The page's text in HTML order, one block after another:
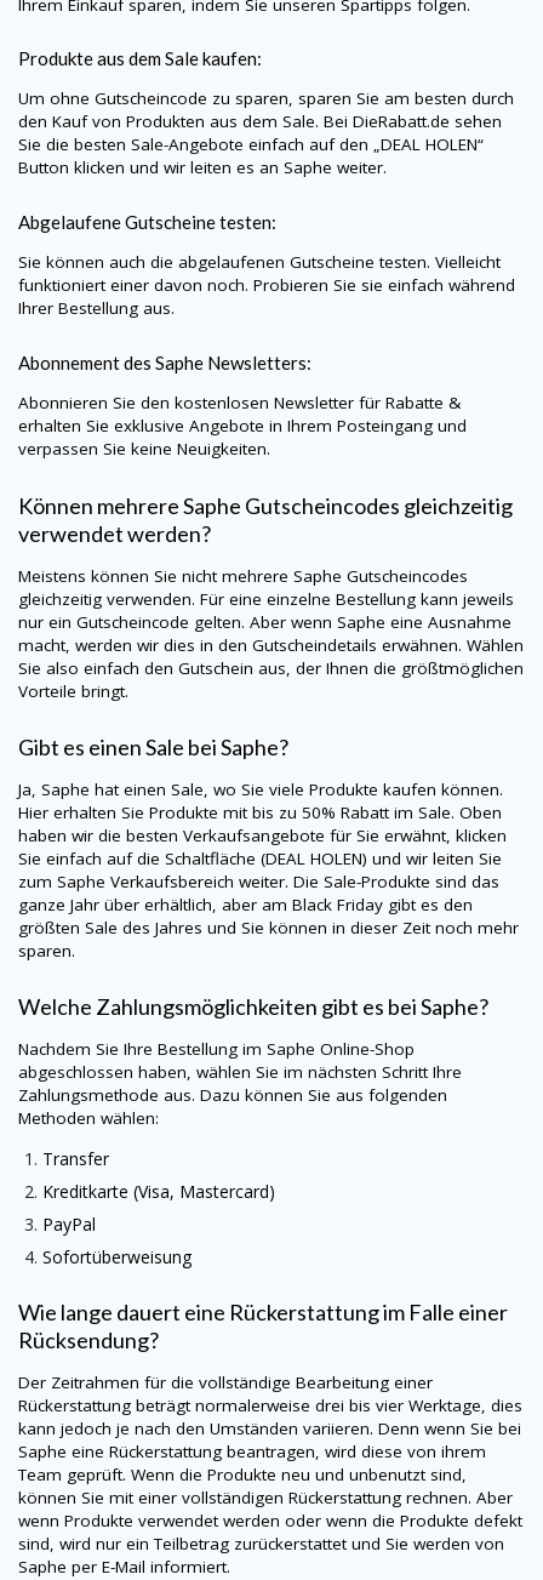
Produkte aus dem Sale kaufen:
Um ohne Gutscheincode zu sparen, sparen Sie am besten durch
den Kauf von Produkten aus dem Sale. Bei DieRabatt.de sehen
Sie die besten Sale-Angebote einfach auf den „DEAL HOLEN“
Button klicken und wir leiten es an Saphe weiter.
Abgelaufene Gutscheine testen:
Sie können auch die abgelaufenen Gutscheine testen. Vielleicht
funktioniert einer davon noch. Probieren Sie sie einfach während
Ihrer Bestellung aus.
Abonnement des Saphe Newsletters:
Abonnieren Sie den kostenlosen Newsletter für Rabatte &
erhalten Sie exklusive Angebote in Ihrem Posteingang und
verpassen Sie keine Neuigkeiten.
Können mehrereSaphe Gutscheincodes gleichzeitig
verwendet werden?
Meistens können Sie nicht mehrere Saphe Gutscheincodes
gleichzeitig verwenden. Für eine einzelne Bestellung kann jeweils
nur ein Gutscheincode gelten. Aber wenn Saphe eine Ausnahme
macht, werden wir dies in den Gutscheindetails erwähnen. Wählen
Sie also einfach den Gutschein aus, der Ihnen die größtmöglichen
Vorteile bringt.
Gibt es einen Sale beiSaphe?
Ja, Saphe hat einen Sale, wo Sie viele Produkte kaufen können.
Hier erhalten Sie Produkte mit bis zu 50% Rabatt im Sale. Oben
haben wir die besten Verkaufsangebote für Sie erwähnt, klicken
Sie einfach auf die Schaltfläche (DEAL HOLEN) und wir leiten Sie
zum Saphe Verkaufsbereich weiter. Die Sale-Produkte sind das
ganze Jahr über erhältlich, aber am Black Friday gibt es den
größten Sale des Jahres und Sie können in dieser Zeit noch mehr
sparen.
Welche Zahlungsmöglichkeiten gibt es beiSaphe?
Nachdem Sie Ihre Bestellung im Saphe Online-Shop
abgeschlossen haben, wählen Sie im nächsten Schritt Ihre
Zahlungsmethode aus. Dazu können Sie aus folgenden
Methoden wählen:
Transfer
Kreditkarte (Visa, Mastercard)
PayPal
Sofortüberweisung
Wie lange dauert eine Rückerstattung im Falle einer
Rücksendung?
Der Zeitrahmen für die vollständige Bearbeitung einer
Rückerstattung beträgt normalerweise drei bis vier Werktage, dies
kann jedoch je nach den Umständen variieren. Denn wenn Sie bei
Saphe eine Rückerstattung beantragen, wird diese von ihrem
Team geprüft. Wenn die Produkte neu und unbenutzt sind,
können Sie mit einer vollständigen Rückerstattung rechnen. Aber
wenn Produkte verwendet werden oder wenn die Produkte defekt
sind, wird nur ein Teilbetrag zurückerstattet und Sie werden von
Saphe per E-Mail informiert.